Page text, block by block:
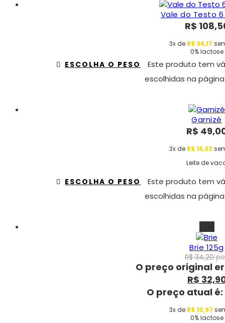
Vale do Testo
R$
3x de R$ 36,17
0% lactose
ESCOLHA O PESO
Este produto tem
escolhidas na
Garnizé
R$
3x de R$ 16,33
Leite de
ESCOLHA O PESO
Este produto tem
escolhidas na
Brie 125g
R$34,20
O preço original
R$
O preço atual é:
3x de R$ 10,97
0% lactose